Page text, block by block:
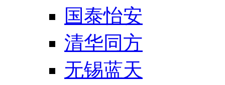
国泰怡安
清华同方
无锡蓝天